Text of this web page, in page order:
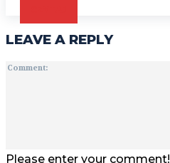
LEAVE A REPLY
Please enter your comment!